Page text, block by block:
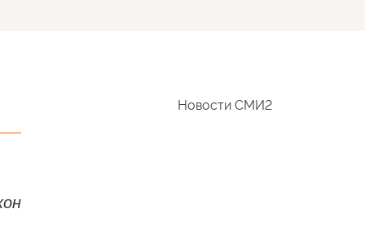
Новости СМИ2